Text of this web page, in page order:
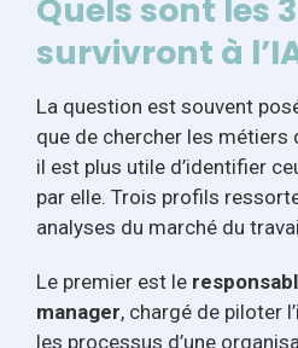
Quels sont les
survivront à
La question est souvent
que de chercher les métiers
il est plus utile d’identifier
par elle. Trois profils
analyses du marché du
Le premier est le
manager, chargé de piloter
les processus d’une